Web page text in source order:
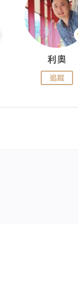
利奧
追蹤